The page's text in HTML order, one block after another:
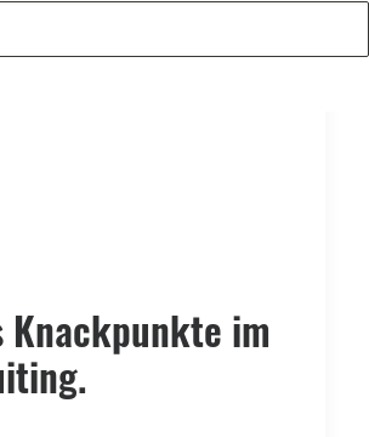
Knackpunkte im